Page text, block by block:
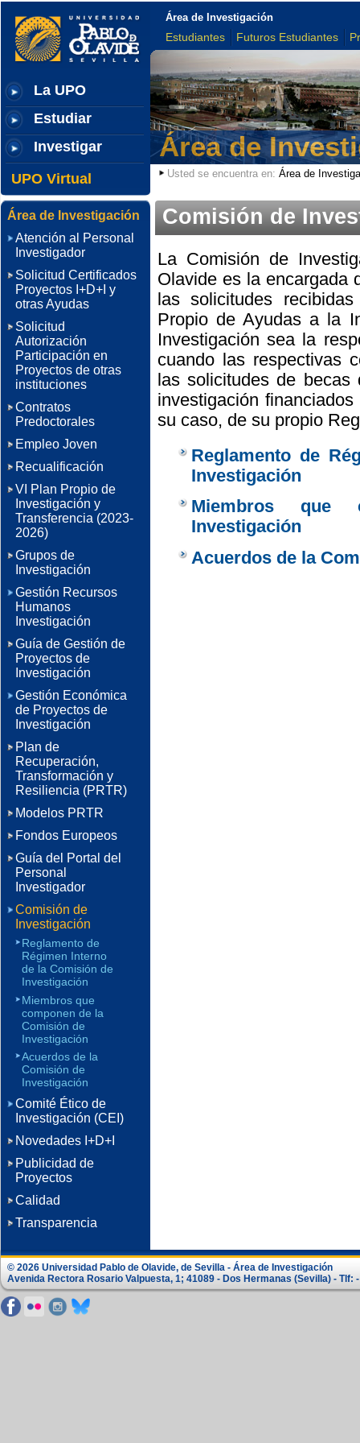
La UPO
Estudiar
Investigar
UPO Virtual
Área de Investigación
Estudiantes Futuros Estudiantes
Área de
Usted se encuentra en: Área de
Comisión de
La Comisión de
Olavide es la encargada
las solicitudes
Propio de Ayudas a la
Investigación sea la
cuando las respectivas
las solicitudes de
investigación
su caso, de su propio
Reglamento de
Investigación
Miembros que
Investigación
Acuerdos de la
Área de Investigación
Atención al Personal
Investigador
Solicitud Certificados
Proyectos I+D+I y
otras Ayudas
Solicitud
Autorización
Participación en
Proyectos de otras
instituciones
Contratos
Predoctorales
Empleo Joven
Recualificación
VI Plan Propio de
Investigación y
Transferencia (2023-
2026)
Grupos de
Investigación
Gestión Recursos
Humanos
Investigación
Guía de Gestión de
Proyectos de
Investigación
Gestión Económica
de Proyectos de
Investigación
Plan de
Recuperación,
Transformación y
Resiliencia (PRTR)
Modelos PRTR
Fondos Europeos
Guía del Portal del
Personal
Investigador
Comisión de
Investigación
Reglamento de
Régimen Interno
de la Comisión de
Investigación
Miembros que
componen de la
Comisión de
Investigación
Acuerdos de la
Comisión de
Investigación
Comité Ético de
Investigación (CEI)
Novedades I+D+I
Publicidad de
Proyectos
Calidad
Transparencia
© 2026 Universidad Pablo de Olavide, de Sevilla - Área de Investigación
Avenida Rectora Rosario Valpuesta, 1; 41089 - Dos Hermanas (Sevilla) - Tlf: -